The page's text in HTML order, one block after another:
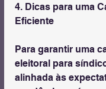
4. Dicas para uma
Eficiente
Para garantir uma
eleitoral para
alinhada às